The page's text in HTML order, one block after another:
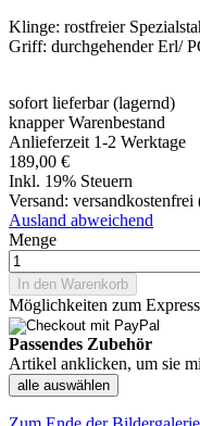
Klinge: rostfreier
Griff: durchgehender Erl/
sofort lieferbar (lagernd)
knapper Warenbestand
Anlieferzeit 1-2 Werktage
189,00 €
Inkl. 19% Steuern
Versand: versandkostenfrei
Ausland abweichend
Menge
In den Warenkorb
Möglichkeiten zum
Passendes Zubehör
Artikel anklicken, um sie
alle auswählen